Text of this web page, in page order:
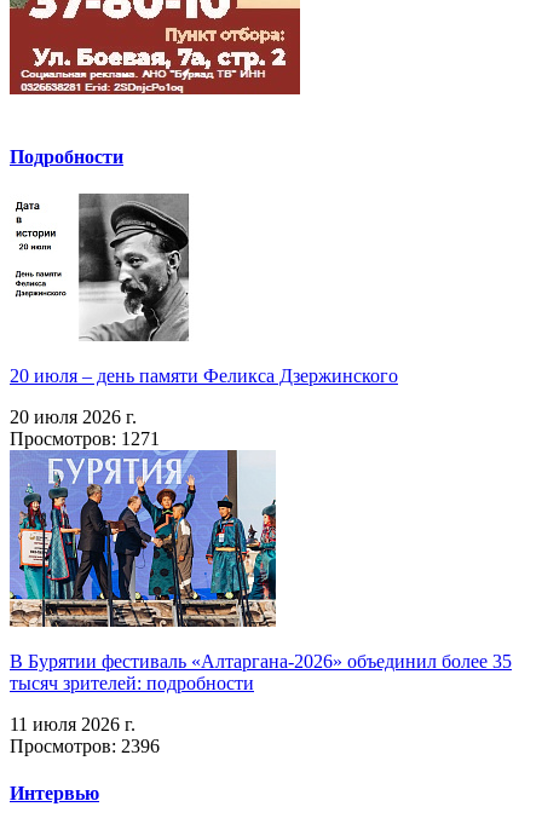
Подробности
20 июля – день памяти Феликса Дзержинского
20 июля 2026 г.
Просмотров: 1271
В Бурятии фестиваль «Алтаргана-2026» объединил более 35
тысяч зрителей: подробности
11 июля 2026 г.
Просмотров: 2396
Интервью